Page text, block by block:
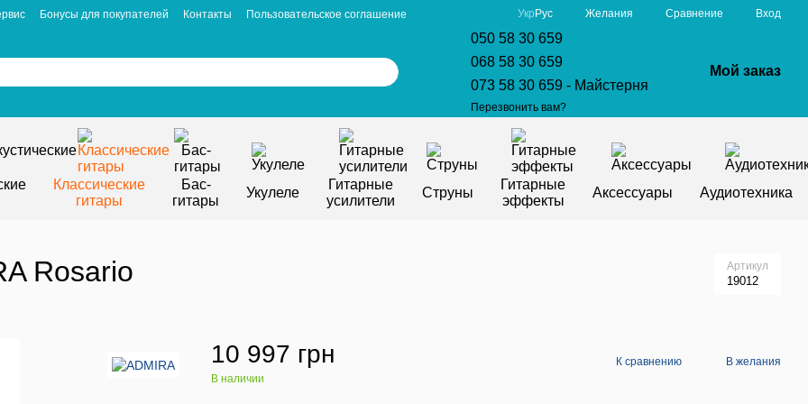
Бонусы для покупателей Контакты
Пользовательское соглашение
Укр Рус Желания Сравнение Вход
050 58 30 659
068 58 30 659
073 58 30 659 - Майстерня
Перезвонить вам?
Мой заказ
Классические
гитары
Бас-
гитары
Укулеле
Гитарные
усилители
Струны
Гитарные
эффекты
Аксессуары Аудиотехника
Rosario Артикул
19012
10 997 грн
В наличии
К сравнению В желания